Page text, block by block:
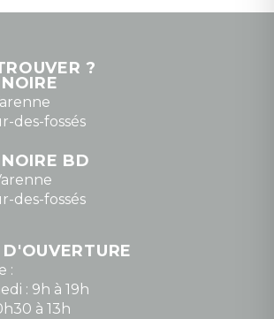
griffe-noire.com
?
des-fossés
BD
des-fossés
:
: 9h à 19h
à 13h